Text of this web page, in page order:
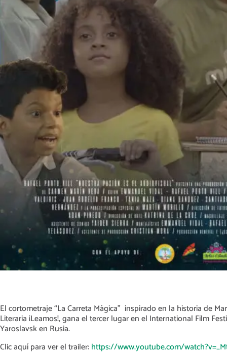
El cortometraje “La Carreta Mágica” inspirado en la historia de
Literaria ¡Leamos!, gana el tercer lugar en el International Film
Yaroslavsk en Rusia.
Clic aquí para ver el trailer:https://www.youtube.com/